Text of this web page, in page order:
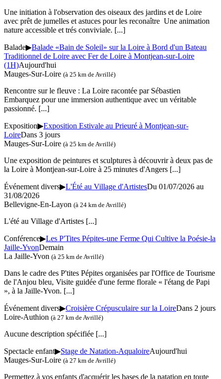
Une initiation à l'observation des oiseaux des jardins et de Loire
avec prêt de jumelles et astuces pour les reconaître Une animation
nature accessible et trés conviviale. [...]
Balade▶Balade «Bain de Soleil» sur la Loire à Bord d'un Bateau
Traditionnel de Loire avec Fer de Loire à Montjean-sur-Loire
(1H)Aujourd'hui
Mauges-Sur-Loire (à 25 km de Avrillé)
Rencontre sur le fleuve : La Loire racontée par Sébastien
Embarquez pour une immersion authentique avec un véritable
passionné. [...]
Exposition▶Exposition Estivale au Prieuré à Montjean-sur-
LoireDans 3 jours
Mauges-Sur-Loire (à 25 km de Avrillé)
Une exposition de peintures et sculptures à découvrir à deux pas de
la Loire à Montjean-sur-Loire à 25 minutes d'Angers [...]
Événement divers▶L'Été au Village d'ArtistesDu 01/07/2026 au
31/08/2026
Bellevigne-En-Layon (à 24 km de Avrillé)
L'été au Village d'Artistes [...]
Conférence▶Les P'Tites Pépites-une Ferme Qui Cultive la Poésie-la
Jaille-YvonDemain
La Jaille-Yvon (à 25 km de Avrillé)
Dans le cadre des P'tites Pépites organisées par l'Office de Tourisme
de l'Anjou bleu, Visite guidée d'une ferme florale « l'étang de Papi
», à la Jaille-Yvon. [...]
Événement divers▶Croisière Crépusculaire sur la LoireDans 2 jours
Loire-Authion (à 27 km de Avrillé)
Aucune description spécifiée [...]
Spectacle enfant▶Stage de Natation-AqualoireAujourd'hui
Mauges-Sur-Loire (à 27 km de Avrillé)
Permettez à vos enfants d'acquérir les bases de la natation en toute